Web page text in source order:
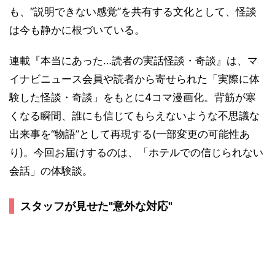
も、“説明できない感覚”を共有する文化として、怪談
は今も静かに根づいている。
連載『本当にあった…読者の実話怪談・奇談』は、マ
イナビニュース会員や読者から寄せられた「実際に体
験した怪談・奇談」をもとに4コマ漫画化。背筋が寒
くなる瞬間、誰にも信じてもらえないような不思議な
出来事を“物語”として再現する(一部変更の可能性あ
り)。今回お届けするのは、「ホテルでの信じられない
会話」の体験談。
スタッフが見せた"意外な対応"